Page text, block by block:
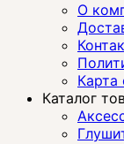
О
Карта
Каталог